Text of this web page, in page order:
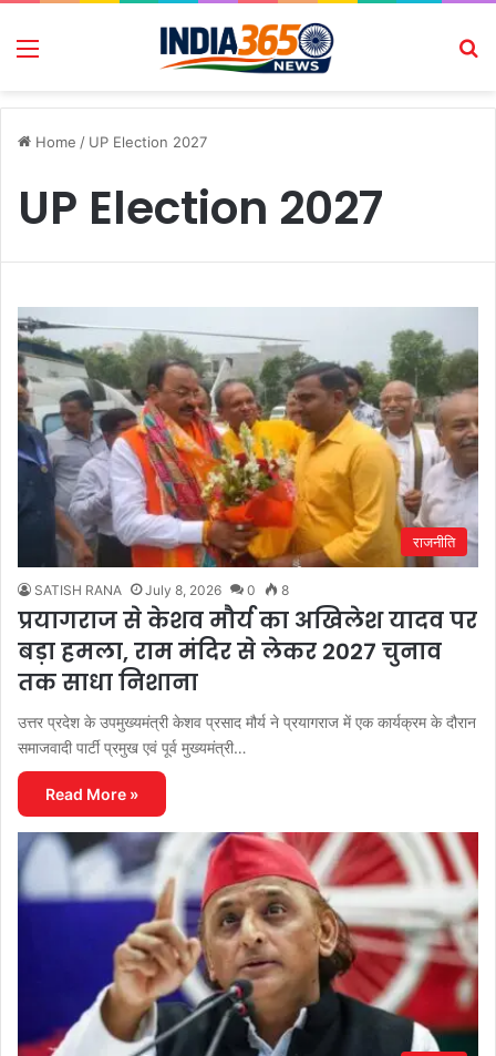
Menu
Home / UP Election 2027
UP Election 2027
राजनीति
SATISH RANA July 8, 2026 0 8
प्रयागराज से केशव मौर्य का अखिलेश यादव पर
बड़ा हमला, राम मंदिर से लेकर 2027 चुनाव
तक साधा निशाना
उत्तर प्रदेश के उपमुख्यमंत्री केशव प्रसाद मौर्य ने प्रयागराज में एक कार्यक्रम के दौरान
समाजवादी पार्टी प्रमुख एवं पूर्व मुख्यमंत्री…
Read More »